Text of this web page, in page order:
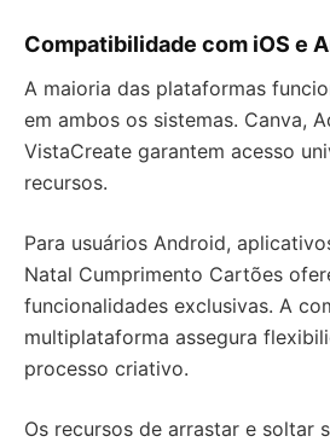
Compatibilidade com iOS e
A maioria das plataformas
em ambos os sistemas. Canva,
VistaCreate garantem acesso
recursos.
Para usuários Android,
Natal Cumprimento Cartões
funcionalidades exclusivas. A
multiplataforma assegura
processo criativo.
Os recursos de arrastar e soltar